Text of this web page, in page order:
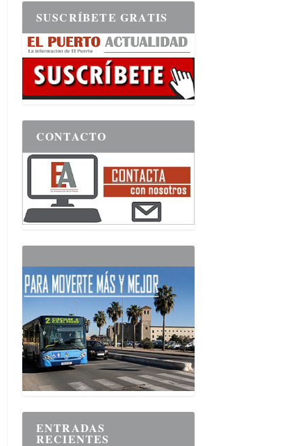
SUSCRÍBETE GRATIS
CONTACTO
ENTRADAS
RECIENTES